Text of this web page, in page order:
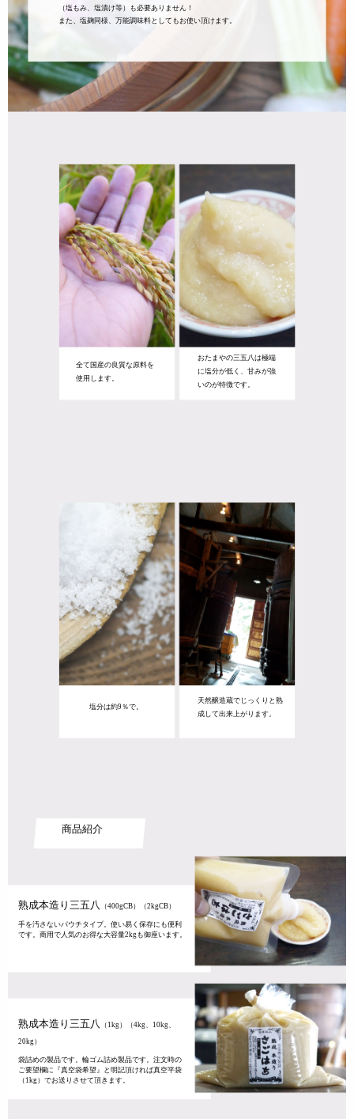
（塩もみ、塩漬け等）も必要ありません！
また、塩麹同様、万能調味料としてもお使い頂けます。
全て国産の良質な原料を
使用します。
おたまやの三五八は極端
に塩分が低く、甘みが強
いのが特徴です。
塩分は約9％で。
天然醸造蔵でじっくりと熟
成して出来上がります。
商品紹介
熟成本造り三五八 （400gCB）（2kgCB）
手を汚さないパウチタイプ。使い易く保存にも便利
です。商用で人気のお得な大容量2kgも御座います。
熟成本造り三五八 （1kg）（4kg、10kg、
20kg）
袋詰めの製品です。輪ゴム詰め製品です。注文時の
ご要望欄に『真空袋希望』と明記頂ければ真空平袋
（1kg）でお送りさせて頂きます。